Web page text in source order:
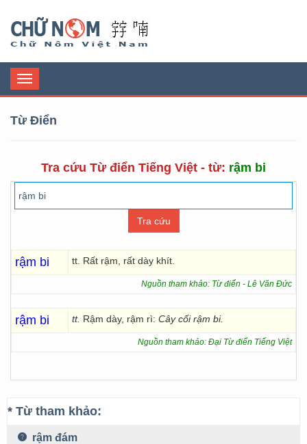
Toggle
navigation
Từ Điển
Tra cứu Từ điển Tiếng Việt - từ: rậm bi
rậm bi tt. Rất rậm, rất dày khít.
Nguồn tham khảo: Từ điển - Lê Văn Đức
rậm bi tt. Rậm dày, rậm rì: Cây cối rậm bi.
Nguồn tham khảo: Đại Từ điển Tiếng Việt
* Từ tham khảo:
rậm đám